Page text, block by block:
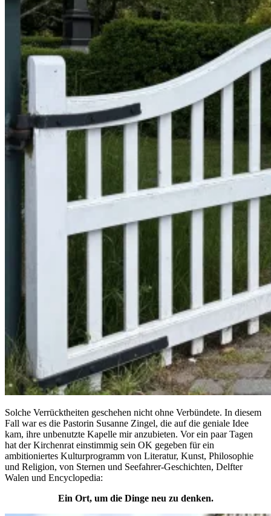
Solche Verrücktheiten geschehen nicht ohne Verbündete. In diesem
Fall war es die Pastorin Susanne Zingel, die auf die geniale Idee
kam, ihre unbenutzte Kapelle mir anzubieten. Vor ein paar Tagen
hat der Kirchenrat einstimmig sein OK gegeben für ein
ambitioniertes Kulturprogramm von Literatur, Kunst, Philosophie
und Religion, von Sternen und Seefahrer-Geschichten, Delfter
Walen und Encyclopedia:
Ein Ort, um die Dinge neu zu denken.